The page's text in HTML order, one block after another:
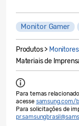
Monitor Gamer
Produtos > Monitores
Materiais de
Para temas
acesse samsung.com/
Para solicitações de